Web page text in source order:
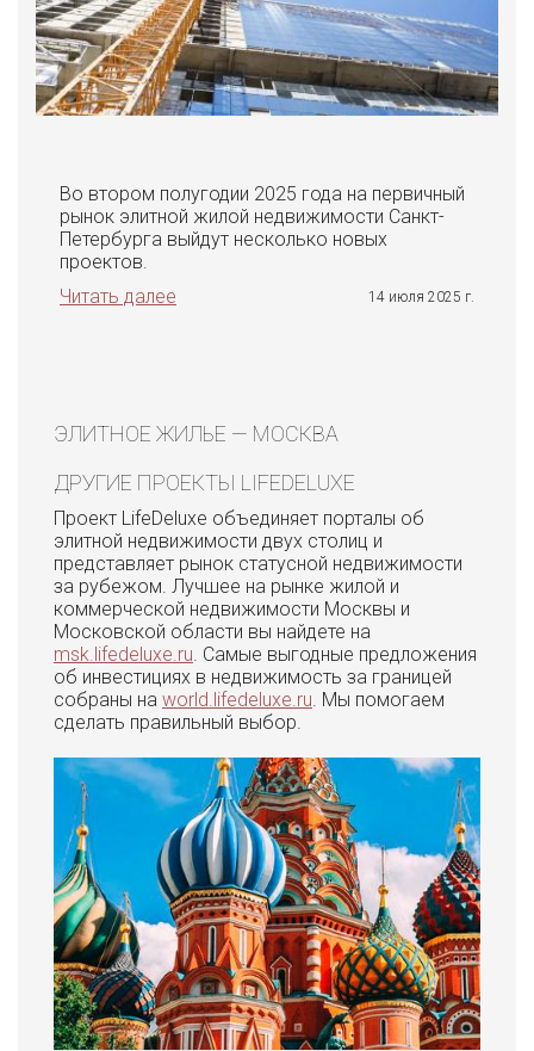
Во втором полугодии 2025 года на первичный
рынок элитной жилой недвижимости Санкт-
Петербурга выйдут несколько новых
проектов.
Читать далее
14 июля 2025 г.
ЭЛИТНОЕ ЖИЛЬЕ — МОСКВА
ДРУГИЕ ПРОЕКТЫ LIFEDELUXE
Проект LifeDeluxe объединяет порталы об
элитной недвижимости двух столиц и
представляет рынок статусной недвижимости
за рубежом. Лучшее на рынке жилой и
коммерческой недвижимости Москвы и
Московской области вы найдете на
msk.lifedeluxe.ru . Самые выгодные предложения
об инвестициях в недвижимость за границей
собраны на world.lifedeluxe.ru . Мы помогаем
сделать правильный выбор.